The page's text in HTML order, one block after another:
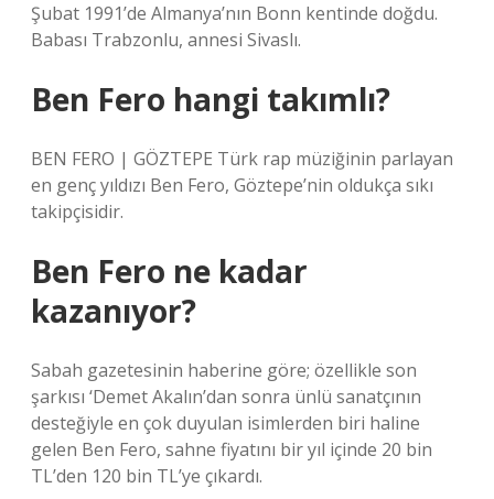
Şubat 1991’de Almanya’nın Bonn kentinde doğdu.
Babası Trabzonlu, annesi Sivaslı.
Ben Fero hangi takımlı?
BEN FERO | GÖZTEPE Türk rap müziğinin parlayan
en genç yıldızı Ben Fero, Göztepe’nin oldukça sıkı
takipçisidir.
Ben Fero ne kadar
kazanıyor?
Sabah gazetesinin haberine göre; özellikle son
şarkısı ‘Demet Akalın’dan sonra ünlü sanatçının
desteğiyle en çok duyulan isimlerden biri haline
gelen Ben Fero, sahne fiyatını bir yıl içinde 20 bin
TL’den 120 bin TL’ye çıkardı.